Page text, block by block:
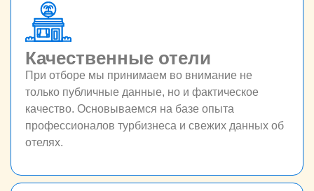
Качественные отели
При отборе мы принимаем во внимание не
только публичные данные, но и фактическое
качество. Основываемся на базе опыта
профессионалов турбизнеса и свежих данных об
отелях.